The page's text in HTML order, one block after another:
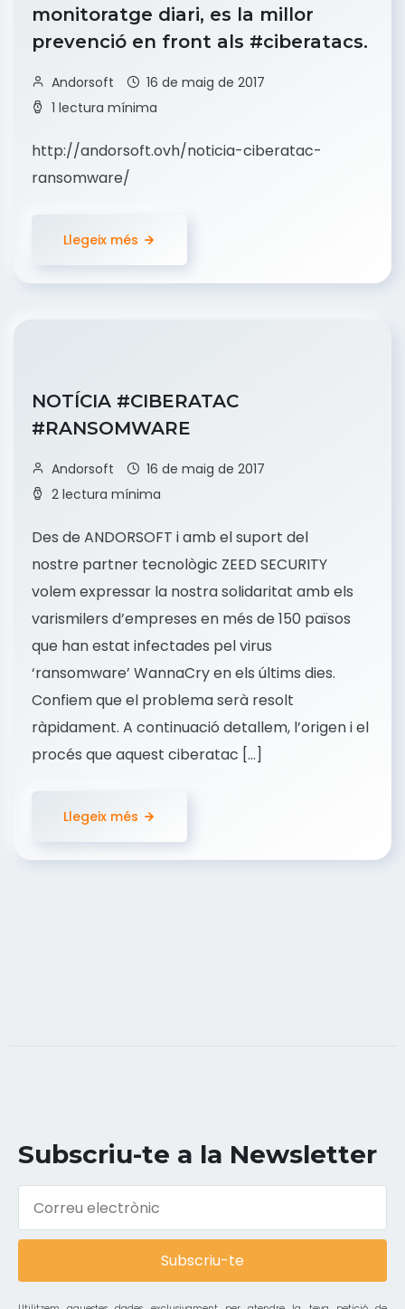
monitoratge diari, es la millor
prevenció en front als #ciberatacs.
Andorsoft
16 de maig de 2017
1 lectura mínima
http://andorsoft.ovh/noticia-ciberatac-
ransomware/
Llegeix més
NOTÍCIA #CIBERATAC
#RANSOMWARE
Andorsoft
16 de maig de 2017
2 lectura mínima
Des de ANDORSOFT i amb el suport del
nostre partner tecnològic ZEED SECURITY
volem expressar la nostra solidaritat amb els
varismilers d’empreses en més de 150 països
que han estat infectades pel virus
‘ransomware’ WannaCry en els últims dies.
Confiem que el problema serà resolt
ràpidament. A continuació detallem, l’origen i el
procés que aquest ciberatac […]
Llegeix més
Subscriu-te a la Newsletter
Subscriu-te